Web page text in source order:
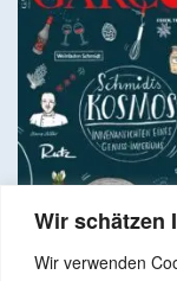
Wir schätzen
Wir verwenden